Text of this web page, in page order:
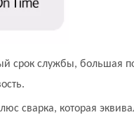
срок службы, большая
сварка, которая